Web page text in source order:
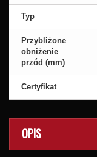
Typ
Przybliżone
obniżenie
przód (mm)
Certyfikat
OPIS